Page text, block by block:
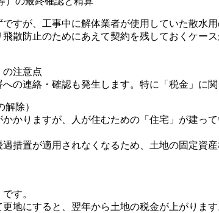
すが、工事中に解体業者が使用していた散水
散防止のためにあえて契約を残しておくケー
の注意点
の連絡・確認も発生します。特に「税金」に
除）
かりますが、人が住むための「住宅」が建っ
措置が適用されなくなるため、土地の固定資
す。
地にすると、翌年から土地の税金が上がりま